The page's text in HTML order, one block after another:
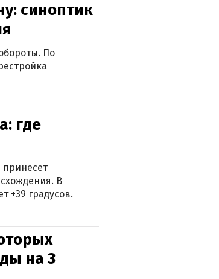
синоптик
По
где
В
+39 градусов.
на 3